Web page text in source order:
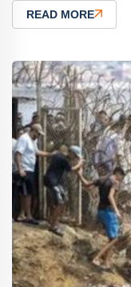
READ MORE